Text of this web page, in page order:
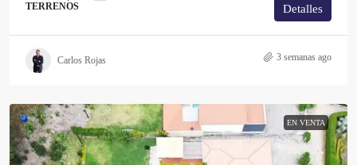
TERRENOS Detalles
Carlos Rojas 3 semanas ago
EN VENTA